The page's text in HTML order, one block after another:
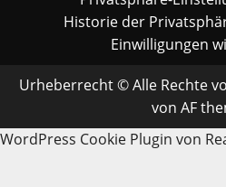
Historie der
Einwilligungen
Urheberrecht © Alle Rechte
von AF
WordPress Cookie Plugin von